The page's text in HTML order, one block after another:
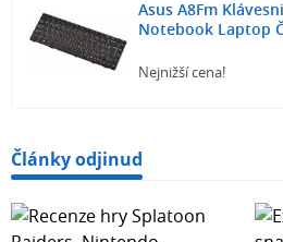
Asus A8Fm
Notebook Laptop
Nejnižší cena!
Články odjinud